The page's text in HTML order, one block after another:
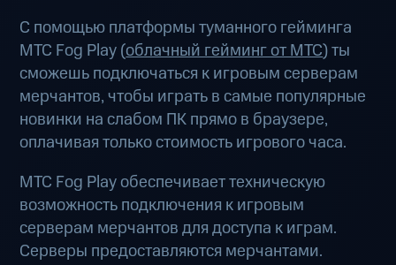
С помощью платформы туманного гейминга
МТС Fog Play (облачный гейминг от МТС) ты
сможешь подключаться к игровым серверам
мерчантов, чтобы играть в самые популярные
новинки на слабом ПК прямо в браузере,
оплачивая только стоимость игрового часа.
МТС Fog Play обеспечивает техническую
возможность подключения к игровым
серверам мерчантов для доступа к играм.
Серверы предоставляются мерчантами.